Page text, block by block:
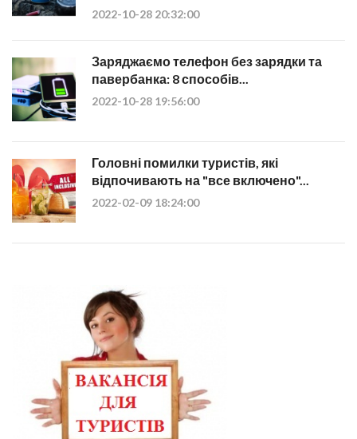
2022-10-28 20:32:00
Заряджаємо телефон без зарядки та
павербанка: 8 способів...
2022-10-28 19:56:00
Головні помилки туристів, які
відпочивають на "все включено"...
2022-02-09 18:24:00